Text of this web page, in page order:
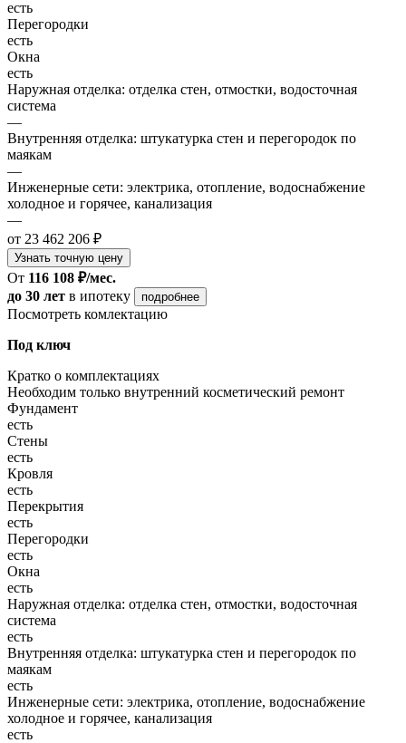
есть
Перегородки
есть
Окна
есть
Наружная отделка: отделка стен, отмостки, водосточная
система
—
Внутренняя отделка: штукатурка стен и перегородок по
маякам
—
Инженерные сети: электрика, отопление, водоснабжение
холодное и горячее, канализация
—
от 23 462 206 ₽
Узнать точную цену
От 116 108 ₽/мес.
до 30 лет в ипотеку подробнее
Посмотреть комлектацию
Под ключ
Кратко о комплектациях
Необходим только внутренний косметический ремонт
Фундамент
есть
Стены
есть
Кровля
есть
Перекрытия
есть
Перегородки
есть
Окна
есть
Наружная отделка: отделка стен, отмостки, водосточная
система
есть
Внутренняя отделка: штукатурка стен и перегородок по
маякам
есть
Инженерные сети: электрика, отопление, водоснабжение
холодное и горячее, канализация
есть